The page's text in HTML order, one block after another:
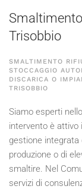
Trisobbio
SMALTIMENTO
STOCCAGGIO
DISCARICA O
TRISOBBIO
Siamo esperti
intervento è attivo
gestione
produzione o di
smaltire. Nel
servizi di